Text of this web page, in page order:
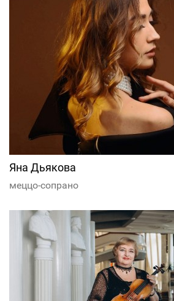
Яна Дьякова
меццо-сопрано